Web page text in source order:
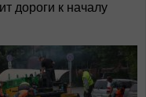
дороги к началу